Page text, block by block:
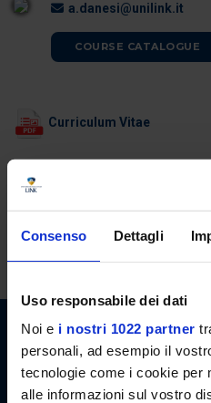
Consenso Dettagli
Uso responsabile dei dati
Noi e i nostri 1022 partner
personali, ad esempio il
tecnologie come i cookie per
alle informazioni sul vostro
a.danesi@unilink.it
COURSE CATALOGUE
Curriculum Vitae
ORARI DI RICEVIMENTO
invio di email.